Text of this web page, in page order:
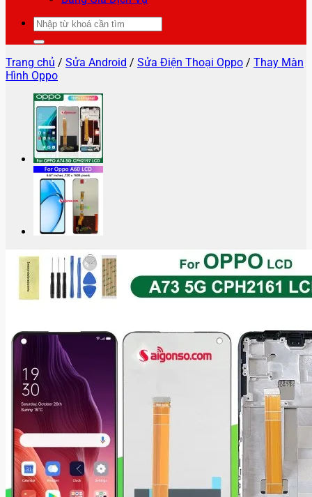
Tìm
kiếm:
Trang chủ / Sửa Android / Sửa Điện Thoại Oppo / Thay Màn
Hình Oppo